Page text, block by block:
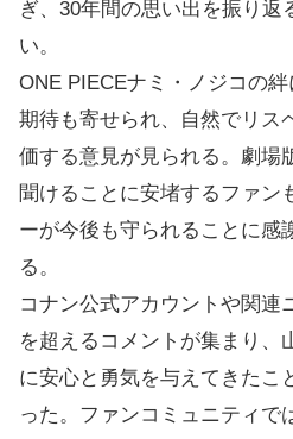
ぎ、30年間の思い出を振り返
い。
ONE PIECEナミ・ノジコの
期待も寄せられ、自然でリス
価する意見が見られる。劇場
聞けることに安堵するファン
ーが今後も守られることに感
る。
コナン公式アカウントや関連
を超えるコメントが集まり、
に安心と勇気を与えてきたこ
った。ファンコミュニティで